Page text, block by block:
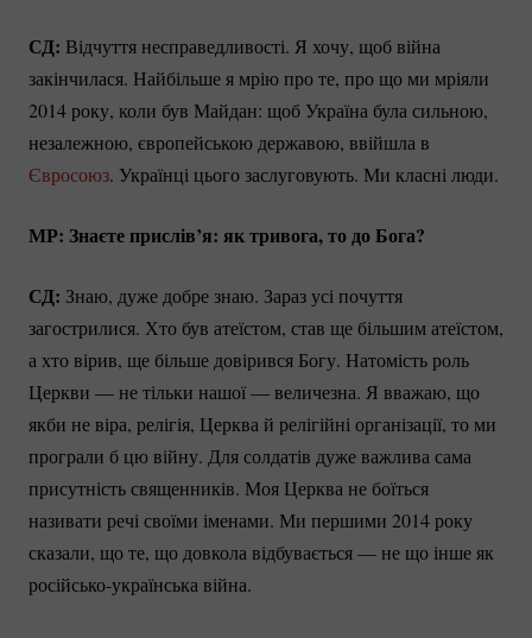
СД: Відчуття несправедливості. Я хочу, щоб війна
закінчилася. Найбільше я мрію про те, про що ми мріяли
2014 року, коли був Майдан: щоб Україна була сильною,
незалежною, європейською державою, ввійшла в
Євросоюз. Українці цього заслуговують. Ми класні люди.
МР: Знаєте прислів’я: як тривога, то до Бога?
СД: Знаю, дуже добре знаю. Зараз усі почуття
загострилися. Хто був атеїстом, став ще більшим атеїстом,
а хто вірив, ще більше довірився Богу. Натомість роль
Церкви — не тільки нашої — величезна. Я вважаю, що
якби не віра, релігія, Церква й релігійні організації, то ми
програли б цю війну. Для солдатів дуже важлива сама
присутність священників. Моя Церква не боїться
називати речі своїми іменами. Ми першими 2014 року
сказали, що те, що довкола відбувається — не що інше як
російсько-українська війна.